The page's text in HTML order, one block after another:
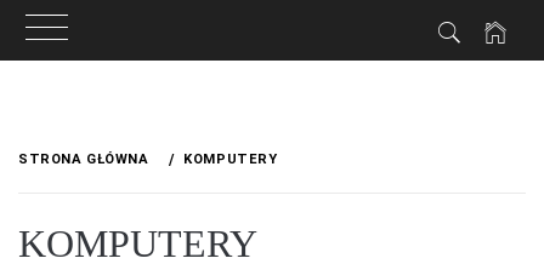
STRONA GŁÓWNA KOMPUTERY
KOMPUTERY